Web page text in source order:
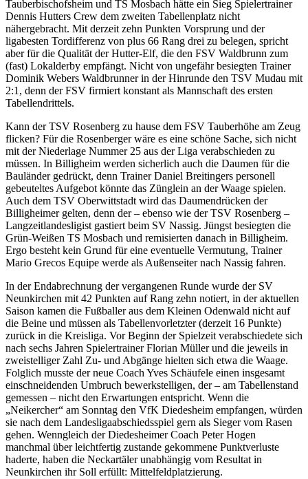
Tauberbischofsheim und TS Mosbach hätte ein Sieg Spielertrainer
Dennis Hutters Crew dem zweiten Tabellenplatz nicht
nähergebracht. Mit derzeit zehn Punkten Vorsprung und der
ligabesten Tordifferenz von plus 66 Rang drei zu belegen, spricht
aber für die Qualität der Hutter-Elf, die den FSV Waldbrunn zum
(fast) Lokalderby empfängt. Nicht von ungefähr besiegten Trainer
Dominik Webers Waldbrunner in der Hinrunde den TSV Mudau mit
2:1, denn der FSV firmiert konstant als Mannschaft des ersten
Tabellendrittels.
Kann der TSV Rosenberg zu hause dem FSV Tauberhöhe am Zeug
flicken? Für die Rosenberger wäre es eine schöne Sache, sich nicht
mit der Niederlage Nummer 25 aus der Liga verabschieden zu
müssen. In Billigheim werden sicherlich auch die Daumen für die
Bauländer gedrückt, denn Trainer Daniel Breitingers personell
gebeuteltes Aufgebot könnte das Zünglein an der Waage spielen.
Auch dem TSV Oberwittstadt wird das Daumendrücken der
Billigheimer gelten, denn der – ebenso wie der TSV Rosenberg –
Langzeitlandesligist gastiert beim SV Nassig. Jüngst besiegten die
Grün-Weißen TS Mosbach und remisierten danach in Billigheim.
Ergo besteht kein Grund für eine eventuelle Vermutung, Trainer
Mario Grecos Equipe werde als Außenseiter nach Nassig fahren.
In der Endabrechnung der vergangenen Runde wurde der SV
Neunkirchen mit 42 Punkten auf Rang zehn notiert, in der aktuellen
Saison kamen die Fußballer aus dem Kleinen Odenwald nicht auf
die Beine und müssen als Tabellenvorletzter (derzeit 16 Punkte)
zurück in die Kreisliga. Vor Beginn der Spielzeit verabschiedete sich
nach sechs Jahren Spielertrainer Florian Müller und die jeweils in
zweistelliger Zahl Zu- und Abgänge hielten sich etwa die Waage.
Folglich musste der neue Coach Yves Schäufele einen insgesamt
einschneidenden Umbruch bewerkstelligen, der – am Tabellenstand
gemessen – nicht den Erwartungen entspricht. Wenn die
„Neikercher“ am Sonntag den VfK Diedesheim empfangen, würden
sie nach dem Landesligaabschiedsspiel gern als Sieger vom Rasen
gehen. Wenngleich der Diedesheimer Coach Peter Hogen
manchmal über leichtfertig zustande gekommene Punktverluste
haderte, haben die Neckartäler unabhängig vom Resultat in
Neunkirchen ihr Soll erfüllt: Mittelfeldplatzierung.